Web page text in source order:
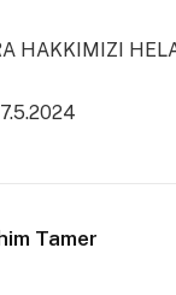
HAKKIMIZI
Tamer